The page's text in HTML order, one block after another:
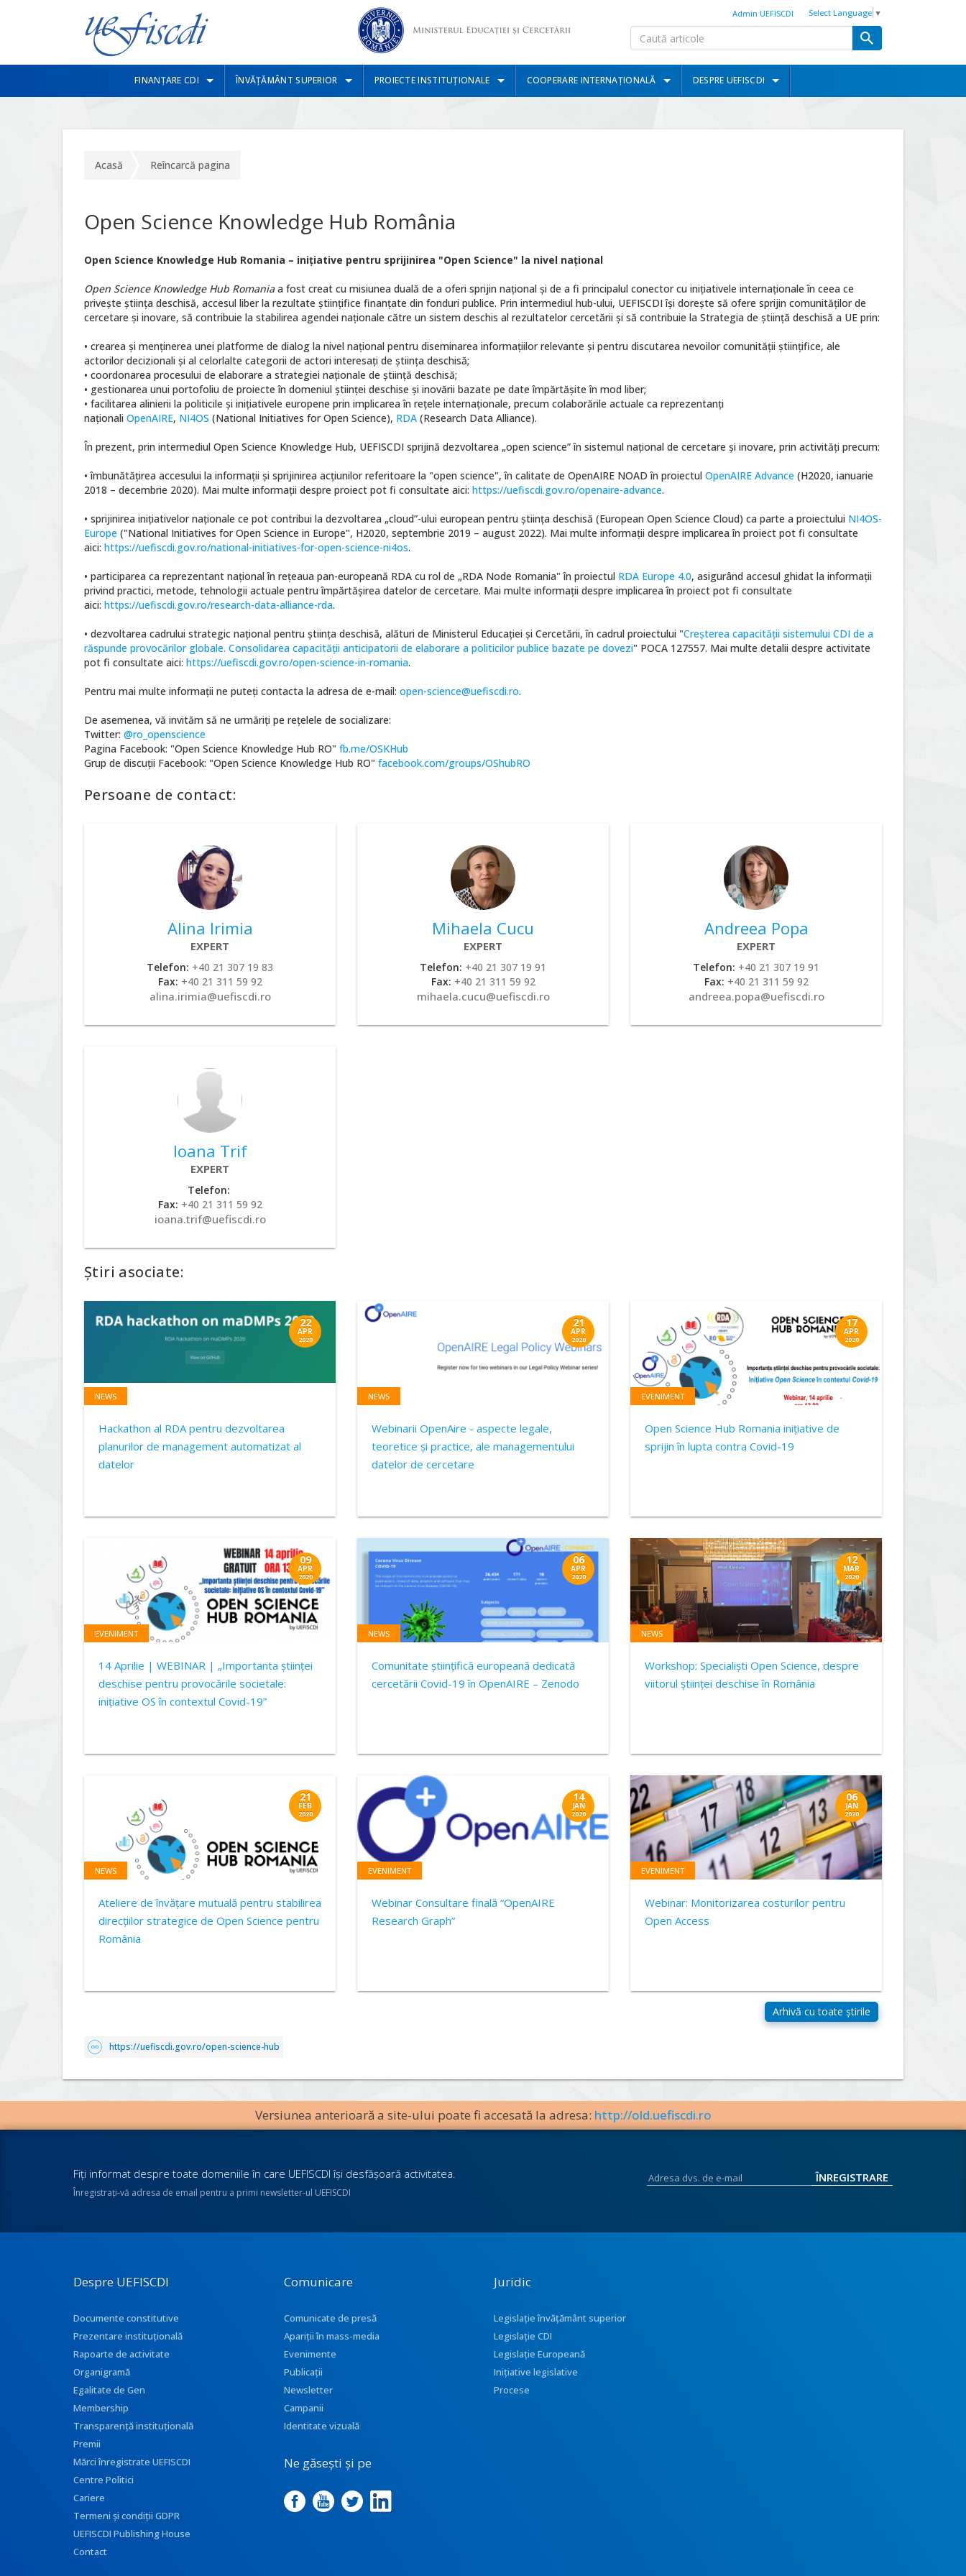
Select Language ▼
Admin UEFISCDI
FINANȚARE CDI ÎNVĂȚĂMÂNT SUPERIOR PROIECTE INSTITUȚIONALE COOPERARE INTERNAȚIONALĂ DESPRE UEFISCDI
Acasă Reîncarcă pagina
Open Science Knowledge Hub România
Open Science Knowledge Hub Romania – inițiative pentru sprijinirea "Open Science" la nivel național
Open Science Knowledge Hub Romaniaa fost creat cu misiunea duală de a oferi sprijin național și de a fi principalul conector cu inițiativele internaționale în ceea ce
privește știința deschisă, accesul liber la rezultate științifice finanțate din fonduri publice. Prin intermediul hub-ului, UEFISCDI își dorește să ofere sprijin comunităților de
cercetare și inovare, să contribuie la stabilirea agendei naționale către un sistem deschis al rezultatelor cercetării și să contribuie la Strategia de știință deschisă a UE prin:
• crearea și menținerea unei platforme de dialog la nivel național pentru diseminarea informațiilor relevante și pentru discutarea nevoilor comunității științifice, ale
actorilor decizionali și al celorlalte categorii de actori interesați de știința deschisă;
• coordonarea procesului de elaborare a strategiei naționale de știință deschisă;
• gestionarea unui portofoliu de proiecte în domeniul științei deschise și inovării bazate pe date împărtășite în mod liber;
• facilitarea alinierii la politicile și inițiativele europene prin implicarea în rețele internaționale, precum colaborările actuale ca reprezentanți
naționali OpenAIRE, NI4OS (National Initiatives for Open Science), RDA (Research Data Alliance).
În prezent, prin intermediul Open Science Knowledge Hub, UEFISCDI sprijină dezvoltarea „open science” în sistemul național de cercetare și inovare, prin activități precum:
• îmbunătățirea accesului la informaţii și sprijinirea acțiunilor referitoare la "open science", în calitate de OpenAIRE NOAD în proiectul OpenAIRE Advance (H2020, ianuarie
2018 – decembrie 2020). Mai multe informații despre proiect pot fi consultate aici: https://uefiscdi.gov.ro/openaire-advance.
• sprijinirea inițiativelor naționale ce pot contribui la dezvoltarea „cloud”-ului european pentru știința deschisă (European Open Science Cloud) ca parte a proiectului NI4OS-
Europe ("National Initiatives for Open Science in Europe", H2020, septembrie 2019 – august 2022). Mai multe informații despre implicarea în proiect pot fi consultate
aici: https://uefiscdi.gov.ro/national-initiatives-for-open-science-ni4os.
• participarea ca reprezentant național în rețeaua pan-europeană RDA cu rol de „RDA Node Romania" în proiectul RDA Europe 4.0, asigurând accesul ghidat la informații
privind practici, metode, tehnologii actuale pentru împărtășirea datelor de cercetare. Mai multe informații despre implicarea în proiect pot fi consultate
aici: https://uefiscdi.gov.ro/research-data-alliance-rda.
• dezvoltarea cadrului strategic național pentru știința deschisă, alături de Ministerul Educației și Cercetării, în cadrul proiectului "Creșterea capacității sistemului CDI de a
răspunde provocărilor globale. Consolidarea capacității anticipatorii de elaborare a politicilor publice bazate pe dovezi" POCA 127557. Mai multe detalii despre activitate
pot fi consultate aici: https://uefiscdi.gov.ro/open-science-in-romania.
Pentru mai multe informații ne puteți contacta la adresa de e-mail: open-science@uefiscdi.ro.
De asemenea, vă invităm să ne urmăriți pe rețelele de socializare:
Twitter: @ro_openscience
Pagina Facebook: "Open Science Knowledge Hub RO" fb.me/OSKHub
Grup de discuții Facebook: "Open Science Knowledge Hub RO" facebook.com/groups/OShubRO
Persoane de contact:
Alina Irimia
EXPERT
Telefon: +40 21 307 19 83
Fax: +40 21 311 59 92
alina.irimia@uefiscdi.ro
Mihaela Cucu
EXPERT
Telefon: +40 21 307 19 91
Fax: +40 21 311 59 92
mihaela.cucu@uefiscdi.ro
Andreea Popa
EXPERT
Telefon: +40 21 307 19 91
Fax: +40 21 311 59 92
andreea.popa@uefiscdi.ro
Ioana Trif
EXPERT
Telefon:
Fax: +40 21 311 59 92
ioana.trif@uefiscdi.ro
Știri asociate:
22
APR
2020
NEWS
Hackathon al RDA pentru dezvoltarea
planurilor de management automatizat al
datelor
21
APR
2020
NEWS
Webinarii OpenAire - aspecte legale,
teoretice și practice, ale managementului
datelor de cercetare
17
APR
2020
EVENIMENT
Open Science Hub Romania inițiative de
sprijin în lupta contra Covid-19
09
APR
2020
EVENIMENT
14 Aprilie | WEBINAR | „Importanta științei
deschise pentru provocările societale:
inițiative OS în contextul Covid-19”
06
APR
2020
NEWS
Comunitate științifică europeană dedicată
cercetării Covid-19 în OpenAIRE – Zenodo
12
MAR
2020
NEWS
Workshop: Specialişti Open Science, despre
viitorul științei deschise în România
21
FEB
2020
NEWS
Ateliere de învățare mutuală pentru stabilirea
direcțiilor strategice de Open Science pentru
România
14
JAN
2020
EVENIMENT
Webinar Consultare finală “OpenAIRE
Research Graph”
06
JAN
2020
EVENIMENT
Webinar: Monitorizarea costurilor pentru
Open Access
https://uefiscdi.gov.ro/open-science-hub
Versiunea anterioară a site-ului poate fi accesată la adresa: http://old.uefiscdi.ro
Fiţi informat despre toate domeniile în care UEFISCDI îşi desfăşoară activitatea.
Înregistraţi-vă adresa de email pentru a primi newsletter-ul UEFISCDI
Despre UEFISCDI
Documente constitutive
Prezentare instituţională
Rapoarte de activitate
Organigramă
Egalitate de Gen
Membership
Transparenţă instituţională
Premii
Mărci înregistrate UEFISCDI
Centre Politici
Cariere
Termeni și condiții GDPR
UEFISCDI Publishing House
Contact
Comunicare
Comunicate de presă
Apariţii în mass-media
Evenimente
Publicații
Newsletter
Campanii
Identitate vizuală
Ne găsești și pe
Juridic
Legislație învățământ superior
Legislație CDI
Legislație Europeană
Inițiative legislative
Procese